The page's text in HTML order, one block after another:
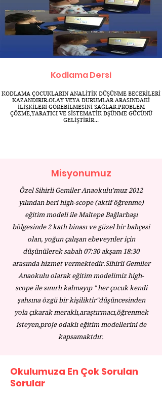
Kodlama Dersi
KODLAMA ÇOCUKLARIN ANALİTİK DÜŞÜNME BECERİLERİ
KAZANDIRIR.OLAY VEYA DURUMLAR ARASINDAKİ
İLİŞKİLERİ GÖREBİLMESİNİ SAĞLAR.PROBLEM
ÇÖZME,YARATICI VE SİSTEMATİK DŞÜNME GÜCÜNÜ
GELİŞTİRİR...
Misyonumuz
Özel Sihirli Gemiler Anaokulu'muz 2012
yılından beri high-scope (aktif öğrenme)
eğitim modeli ile Maltepe Bağlarbaşı
bölgesinde 2 katlı binası ve güzel bir bahçesi
olan, yoğun çalışan ebeveynler için
düşünülerek sabah 07:30 akşam 18:30
arasında hizmet vermektedir.Sihirli Gemiler
Anaokulu olarak eğitim modelimiz high-
scope ile sınırlı kalmayıp " her çocuk kendi
şahsına özgü bir kişiliktir"düşüncesinden
yola çıkarak meraklı,araştırmacı,öğrenmek
isteyen,proje odaklı eğitim modellerini de
kapsamaktdır.
Okulumuza En Çok Sorulan
Sorular